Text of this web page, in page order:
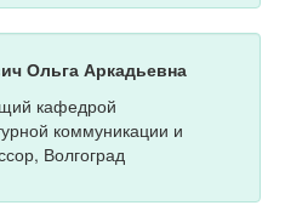
Ольга Аркадьевна
кафедрой
коммуникации и
Волгоград